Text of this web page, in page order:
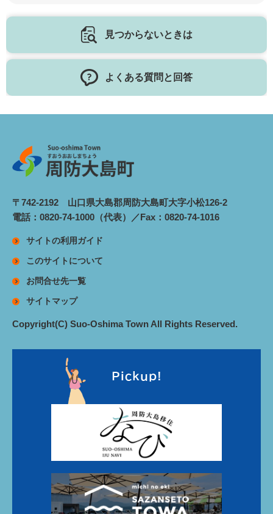
見つからないときは
よくある質問と回答
〒742-2192 山口県大島郡周防大島町大字小松126-2
電話：0820-74-1000（代表）／Fax：0820-74-1016
サイトの利用ガイド
このサイトについて
お問合せ先一覧
サイトマップ
Copyright(C) Suo-Oshima Town All Rights Reserved.